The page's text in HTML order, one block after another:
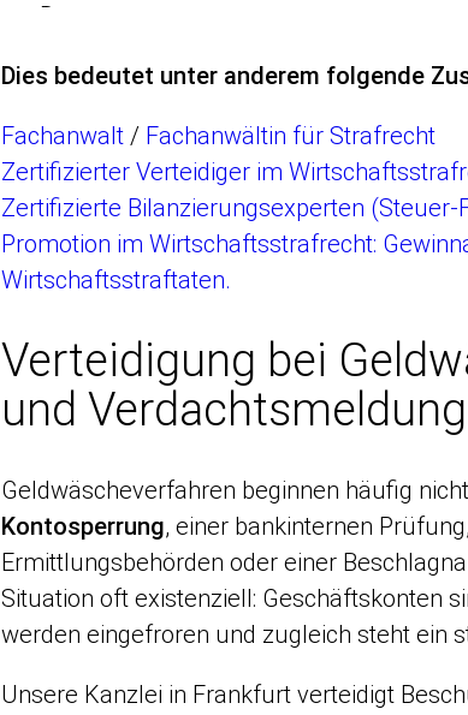
Dies bedeutet unter anderem folgende
Fachanwalt / Fachanwältin für Strafrecht
Zertifizierter Verteidiger im
Zertifizierte Bilanzierungsexperten (Steuer-
Promotion im Wirtschaftsstrafrecht:
Wirtschaftsstraftaten.
Verteidigung bei
und Verdachtsmeldung
Geldwäscheverfahren beginnen häufig
Kontosperrung, einer bankinternen
Ermittlungsbehörden oder einer
Situation oft existenziell: Geschäftskonten
werden eingefroren und zugleich steht ein
Unsere Kanzlei in Frankfurt verteidigt